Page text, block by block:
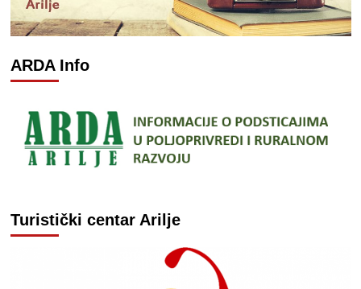
ARDA Info
Turistički centar Arilje